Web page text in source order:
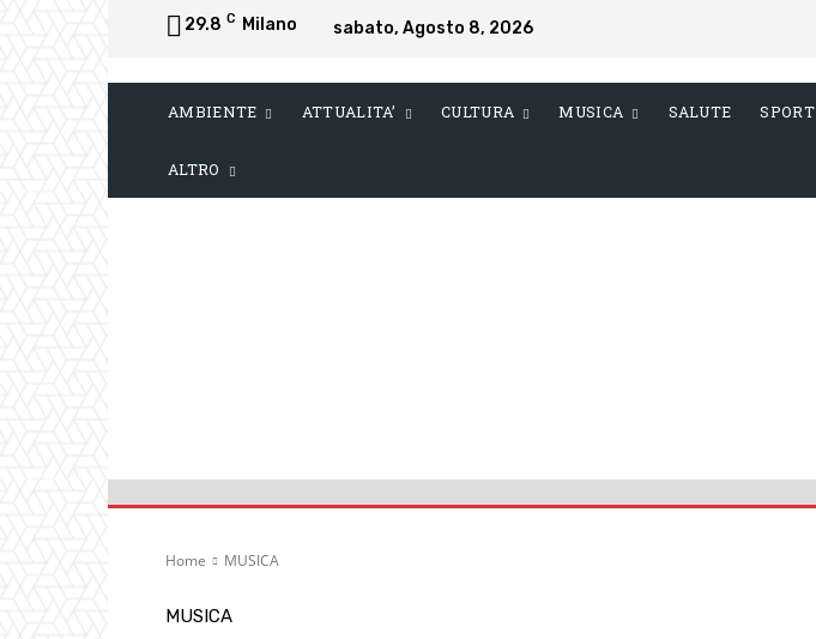
29.8 C Milano sabato, Agosto 8, 2026
AMBIENTE ATTUALITA’ CULTURA MUSICA SALUTE SPORT
ALTRO
Home MUSICA
MUSICA